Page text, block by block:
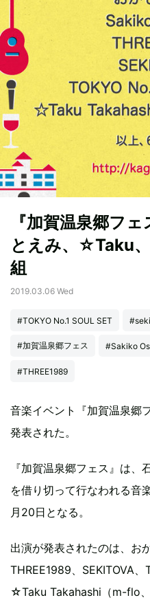
『加賀温泉郷フ
とえみ、☆Taku
組
2019.03.06 Wed
#TOKYO No.1 SOUL SET
#加賀温泉郷フェス #Sakiko
#THREE1989
音楽イベント『加賀温泉郷
発表された。
『加賀温泉郷フェス』は
を借り切って行なわれる音
月20日となる。
出演が発表されたのは、お
THREE1989、SEKITOVA、
☆Taku Takahashi（m-flo